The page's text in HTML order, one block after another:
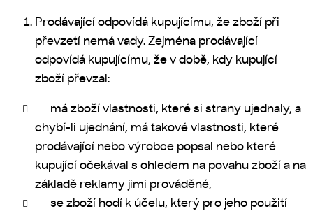
Prodávající odpovídá kupujícímu, že zboží při
převzetí nemá vady. Zejména prodávající
odpovídá kupujícímu, že v době, kdy kupující
zboží převzal:
má zboží vlastnosti, které si strany ujednaly, a
chybí-li ujednání, má takové vlastnosti, které
prodávající nebo výrobce popsal nebo které
kupující očekával s ohledem na povahu zboží a na
základě reklamy jimi prováděné,
se zboží hodí k účelu, který pro jeho použití